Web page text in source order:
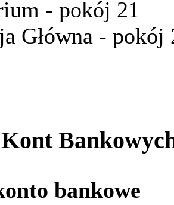
- pokój 21
Główna -
konto